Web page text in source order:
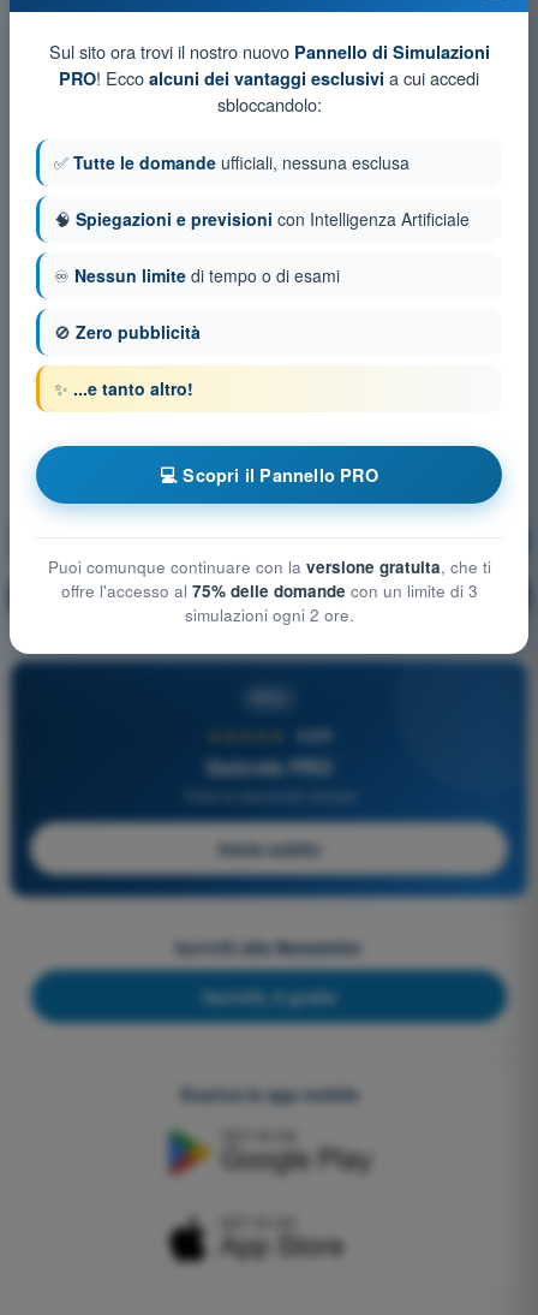
Meteorologia Allenamento!
🔒 PRO Spiegazione domanda
4,6/5
Quizvds PRO
Inizia subito
Iscriviti alla Newsletter
Iscriviti, è gratis
Scarica le app mobile
Sul sito ora trovi il nostro nuovo Pannello di Simulazioni
PRO! Ecco alcuni dei vantaggi esclusivi a cui accedi
sbloccandolo:
✅ Tutte le domande ufficiali, nessuna esclusa
🧠 Spiegazioni e previsioni con Intelligenza Artificiale
♾️ Nessun limite di tempo o di esami
🚫 Zero pubblicità
✨ ...e tanto altro!
💻 Scopri il Pannello PRO
Puoi comunque continuare con la versione gratuita, che ti
offre l'accesso al 75% delle domande con un limite di 3
simulazioni ogni 2 ore.